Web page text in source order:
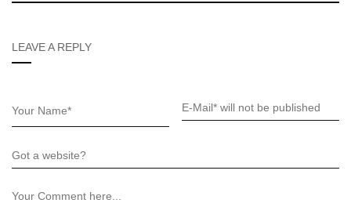
LEAVE A REPLY